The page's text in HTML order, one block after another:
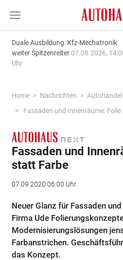
Duale Ausbildung: Kfz-Mechatronik
weiter Spitzenreiter 07.08.2026,
Uhr
Home Nachrichten
Autohandel
Fassaden und Innenräume:
Fassaden und
statt Farbe
07.09.2020 06:00 Uhr
Neuer Glanz für Fassaden
Firma Ude
Modernisierungslösungen
Farbanstrichen.
das Konzept.